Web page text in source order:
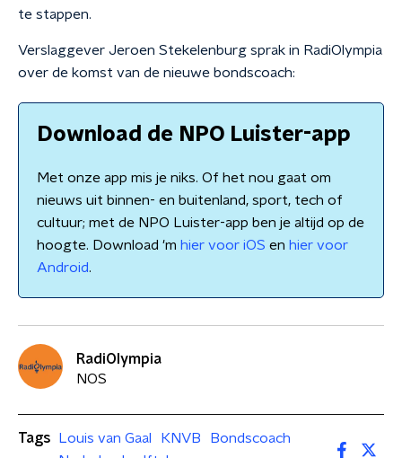
te stappen.
Verslaggever Jeroen Stekelenburg sprak in RadiOlympia
over de komst van de nieuwe bondscoach:
Download de NPO Luister-app
Met onze app mis je niks. Of het nou gaat om
nieuws uit binnen- en buitenland, sport, tech of
cultuur; met de NPO Luister-app ben je altijd op de
hoogte. Download 'm hier voor iOS en hier voor
Android.
RadiOlympia
NOS
Tags Louis van Gaal KNVB
Bondscoach